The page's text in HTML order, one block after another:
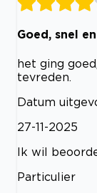
Goed, snel
het ging
tevreden.
Datum
27-11-2025
Ik wil
Particulier